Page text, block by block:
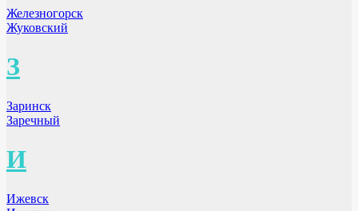
Железногорск
Жуковский
З
Заринск
Заречный
И
Ижевск